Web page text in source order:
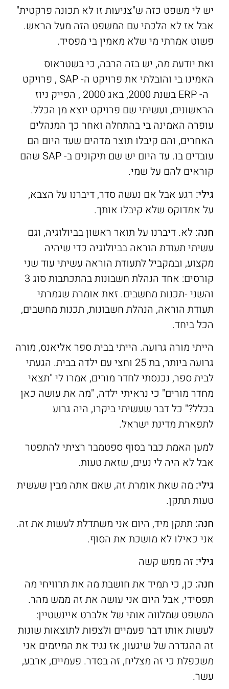
יש לי משפט כזה ש"צניעות זו לא תכונה פרקטית"
אבל אז לא הלכתי עם המשפט הזה מעל הראש.
פשוט אמרתי מי שלא מאמין בי מפסיד.
ואת יודעת מה, יש בזה הרבה, כי בשטראוס
האמינו בי והובלתי את פרויקט ה- SAP , פרויקט
ה- ERP בשנת 2000, באג 2000 , הפייק ניוז
הראשונים, ועשיתי שם פרויקט יוצא מן הכלל.
עופרה האמינה בי בהתחלה ואחר כך המנהלים
האחרים, והם קיבלו תוצר מדהים שעד היום הם
עובדים בו. עד היום יש שם תיקונים ב- SAP שהם
קוראים להם על שמי.
גילי: רגע אבל אם נעשה סדר, דיברנו על הצבא,
על אמדוקס שלא קיבלו אותך.
חנה: לא. דיברנו על תואר ראשון בביולוגיה, וגם
עשיתי תעודת הוראה בביולוגיה כדי שיהיה
מקצוע, ובמקביל לתעודת הוראה עשיתי עוד שני
קורסים: אחד הנהלת חשבונות בהתכתבות סוג 3
והשני -תכנות מחשבים. זאת אומרת שגמרתי
תעודת הוראה, הנהלת חשבונות, תכנות מחשבים,
הכל ביחד.
הייתי מורה גרועה. הייתי בבית ספר אליאנס, מורה
גרועה ביותר, בת 25 וחצי עם ילדה בבית. הגעתי
לבית ספר, נכנסתי לחדר מורים, אמרו לי "תצאי
מחדר מורים" כי נראיתי ילדה, "מה את עושה כאן
בכלל?" כל דבר שעשיתי ביקרו, היה גרוע
לתפארת מדינת ישראל.
למען האמת כבר בסוף ספטמבר רציתי להתפטר
אבל לא היה לי נעים, שזאת טעות.
גילי: מה שאת אומרת זה, שאם אתה מבין שעשית
טעות תתקן.
חנה: תתקן מיד, היום אני משתדלת לעשות את זה.
אני כאילו לא מושכת את הסוף.
גילי: זה ממש קשה
חנה: כן, כי תמיד את חושבת מה את תרוויחי מה
תפסידי, אבל היום אני עושה את זה ממש מהר.
המשפט שמלווה אותי של אלברט איינשטיין:
לעשות אותו דבר פעמיים ולצפות לתוצאות שונות
זה ההגדרה של שיגעון, אז נגיד את המיזמים אני
משכפלת כי זה מצליח, זה בסדר. פעמיים, ארבע,
עשר.